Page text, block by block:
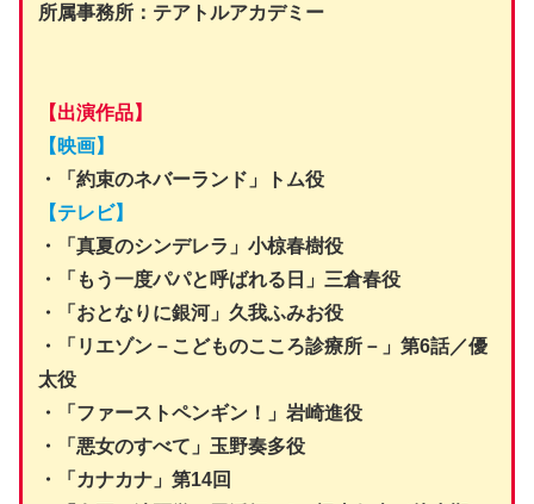
所属事務所：テアトルアカデミー
【出演作品】
【映画】
・「約束のネバーランド」トム役
【テレビ】
・「真夏のシンデレラ」小椋春樹役
・「もう一度パパと呼ばれる日」三倉春役
・「おとなりに銀河」久我ふみお役
・「リエゾン－こどものこころ診療所－」第6話／優
太役
・「ファーストペンギン！」岩崎進役
・「悪女のすべて」玉野奏多役
・「カナカナ」第14回